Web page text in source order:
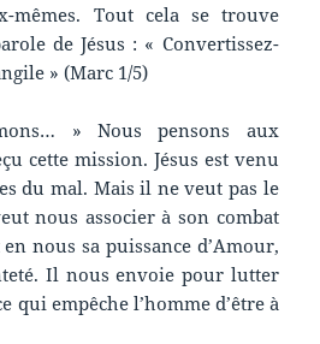
mêmes. Tout cela se trouve
de Jésus : « Convertissez-
» (Marc 1/5)
» Nous pensons aux
cette mission. Jésus est venu
du mal. Mais il ne veut pas le
nous associer à son combat
nous sa puissance d’Amour,
Il nous envoie pour lutter
qui empêche l’homme d’être à